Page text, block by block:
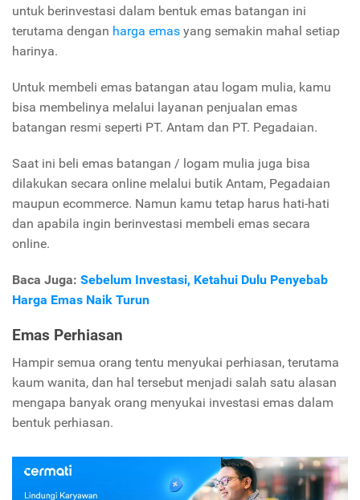
untuk berinvestasi dalam bentuk emas batangan ini
terutama dengan harga emas yang semakin mahal setiap
harinya.
Untuk membeli emas batangan atau logam mulia, kamu
bisa membelinya melalui layanan penjualan emas
batangan resmi seperti PT. Antam dan PT. Pegadaian.
Saat ini beli emas batangan / logam mulia juga bisa
dilakukan secara online melalui butik Antam, Pegadaian
maupun ecommerce. Namun kamu tetap harus hati-hati
dan apabila ingin berinvestasi membeli emas secara
online.
Baca Juga: Sebelum Investasi, Ketahui Dulu Penyebab
Harga Emas Naik Turun
Emas Perhiasan
Hampir semua orang tentu menyukai perhiasan, terutama
kaum wanita, dan hal tersebut menjadi salah satu alasan
mengapa banyak orang menyukai investasi emas dalam
bentuk perhiasan.